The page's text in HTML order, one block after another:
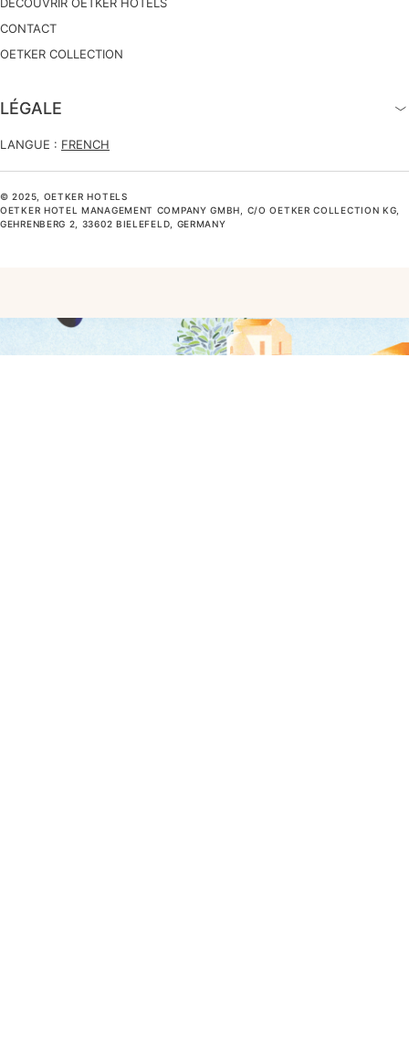
CONTACT
OETKER COLLECTION
LÉGALE
LANGUE : FRENCH
© 2025, OETKER HOTELS
OETKER HOTEL MANAGEMENT COMPANY GMBH, C/O OETKER COLLECTION KG,
GEHRENBERG 2, 33602 BIELEFELD, GERMANY